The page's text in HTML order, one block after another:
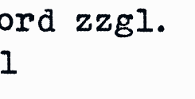
zzgl.